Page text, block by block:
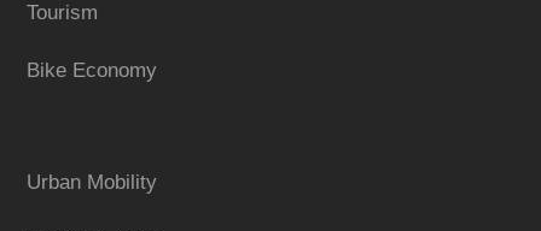
Tourism
Bike Economy
Urban Mobility